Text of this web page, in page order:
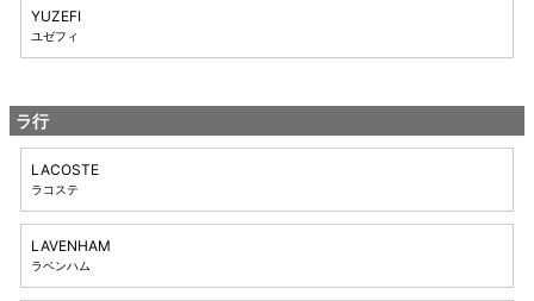
YUZEFI
ユゼフィ
ラ行
LACOSTE
ラコステ
LAVENHAM
ラベンハム